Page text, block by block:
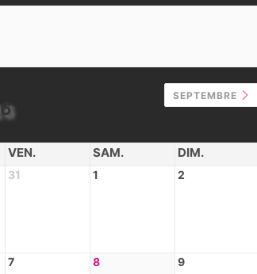
SEPTEMBRE
VEN. SAM. DIM.
31 1 2
7 8 9